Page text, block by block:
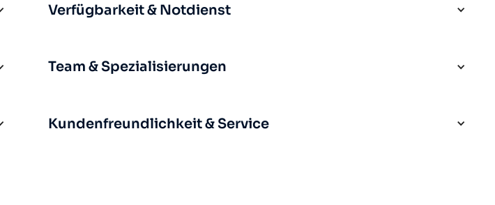
Verfügbarkeit & Notdienst
Team & Spezialisierungen
Kundenfreundlichkeit & Service